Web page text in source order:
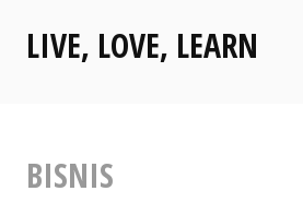
contentLIVE, LOVE, LEARN
BISNIS